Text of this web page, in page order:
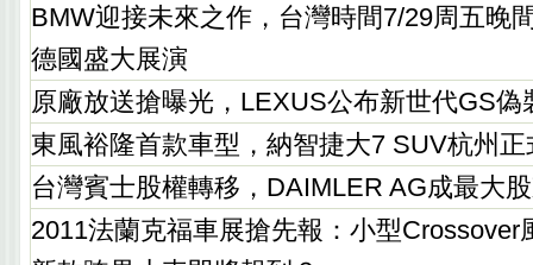
BMW迎接未來之作，台灣時間7/29周五晚
德國盛大展演
原廠放送搶曝光，LEXUS公布新世代GS偽
東風裕隆首款車型，納智捷大7 SUV杭州正
台灣賓士股權轉移，DAIMLER AG成最大
2011法蘭克福車展搶先報：小型Crossover